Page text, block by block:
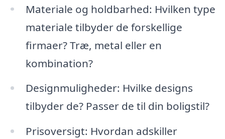
Materiale og holdbarhed: Hvilken type
materiale tilbyder de forskellige
firmaer? Træ, metal eller en
kombination?
Designmuligheder: Hvilke designs
tilbyder de? Passer de til din boligstil?
Prisoversigt: Hvordan adskiller